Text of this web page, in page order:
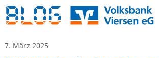
7. März 2025